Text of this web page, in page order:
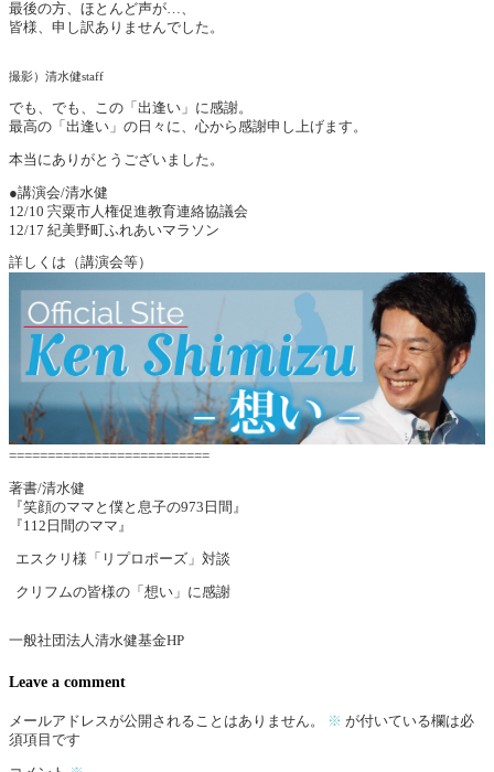
最後の方、ほとんど声が…、
皆様、申し訳ありませんでした。
撮影）清水健staff
でも、でも、この「出逢い」に感謝。
最高の「出逢い」の日々に、心から感謝申し上げます。
本当にありがとうございました。
●講演会/清水健
12/10 宍粟市人権促進教育連絡協議会
12/17 紀美野町ふれあいマラソン
詳しくは（講演会等）
==========================
著書/清水健
『笑顔のママと僕と息子の973日間』
『112日間のママ』
エスクリ様「リプロポーズ」対談
クリフムの皆様の「想い」に感謝
一般社団法人清水健基金HP
Leave a comment
メールアドレスが公開されることはありません。 ※ が付いている欄は必
須項目です